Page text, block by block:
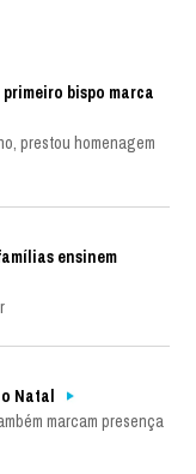
bispo marca
prestou homenagem
ensinem
Natal
marcam presença